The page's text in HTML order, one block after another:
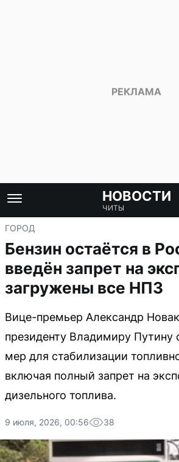
НОВОСТИ
ЧИТЫ
ГОРОД
Бензин остаётся в
введён запрет на
загружены все НПЗ
Вице-премьер Александр
президенту Владимиру Путину
мер для стабилизации
включая полный запрет на
дизельного топлива.
9 июля, 2026, 00:56 38